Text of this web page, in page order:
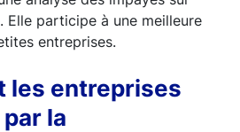
Elle participe à une meilleure
entreprises.
les entreprises
la